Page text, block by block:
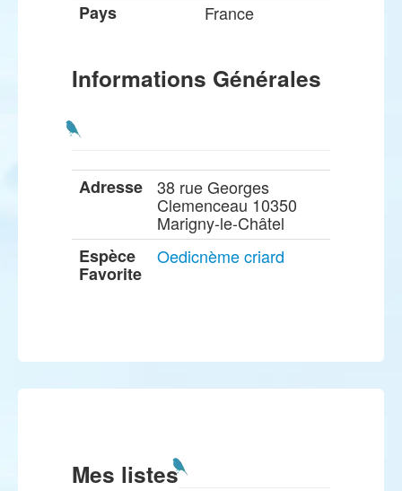
Pays France
Informations Générales
Adresse 38 rue Georges
Clemenceau 10350
Marigny-le-Châtel
Espèce
Favorite
Oedicnème criard
Mes listes